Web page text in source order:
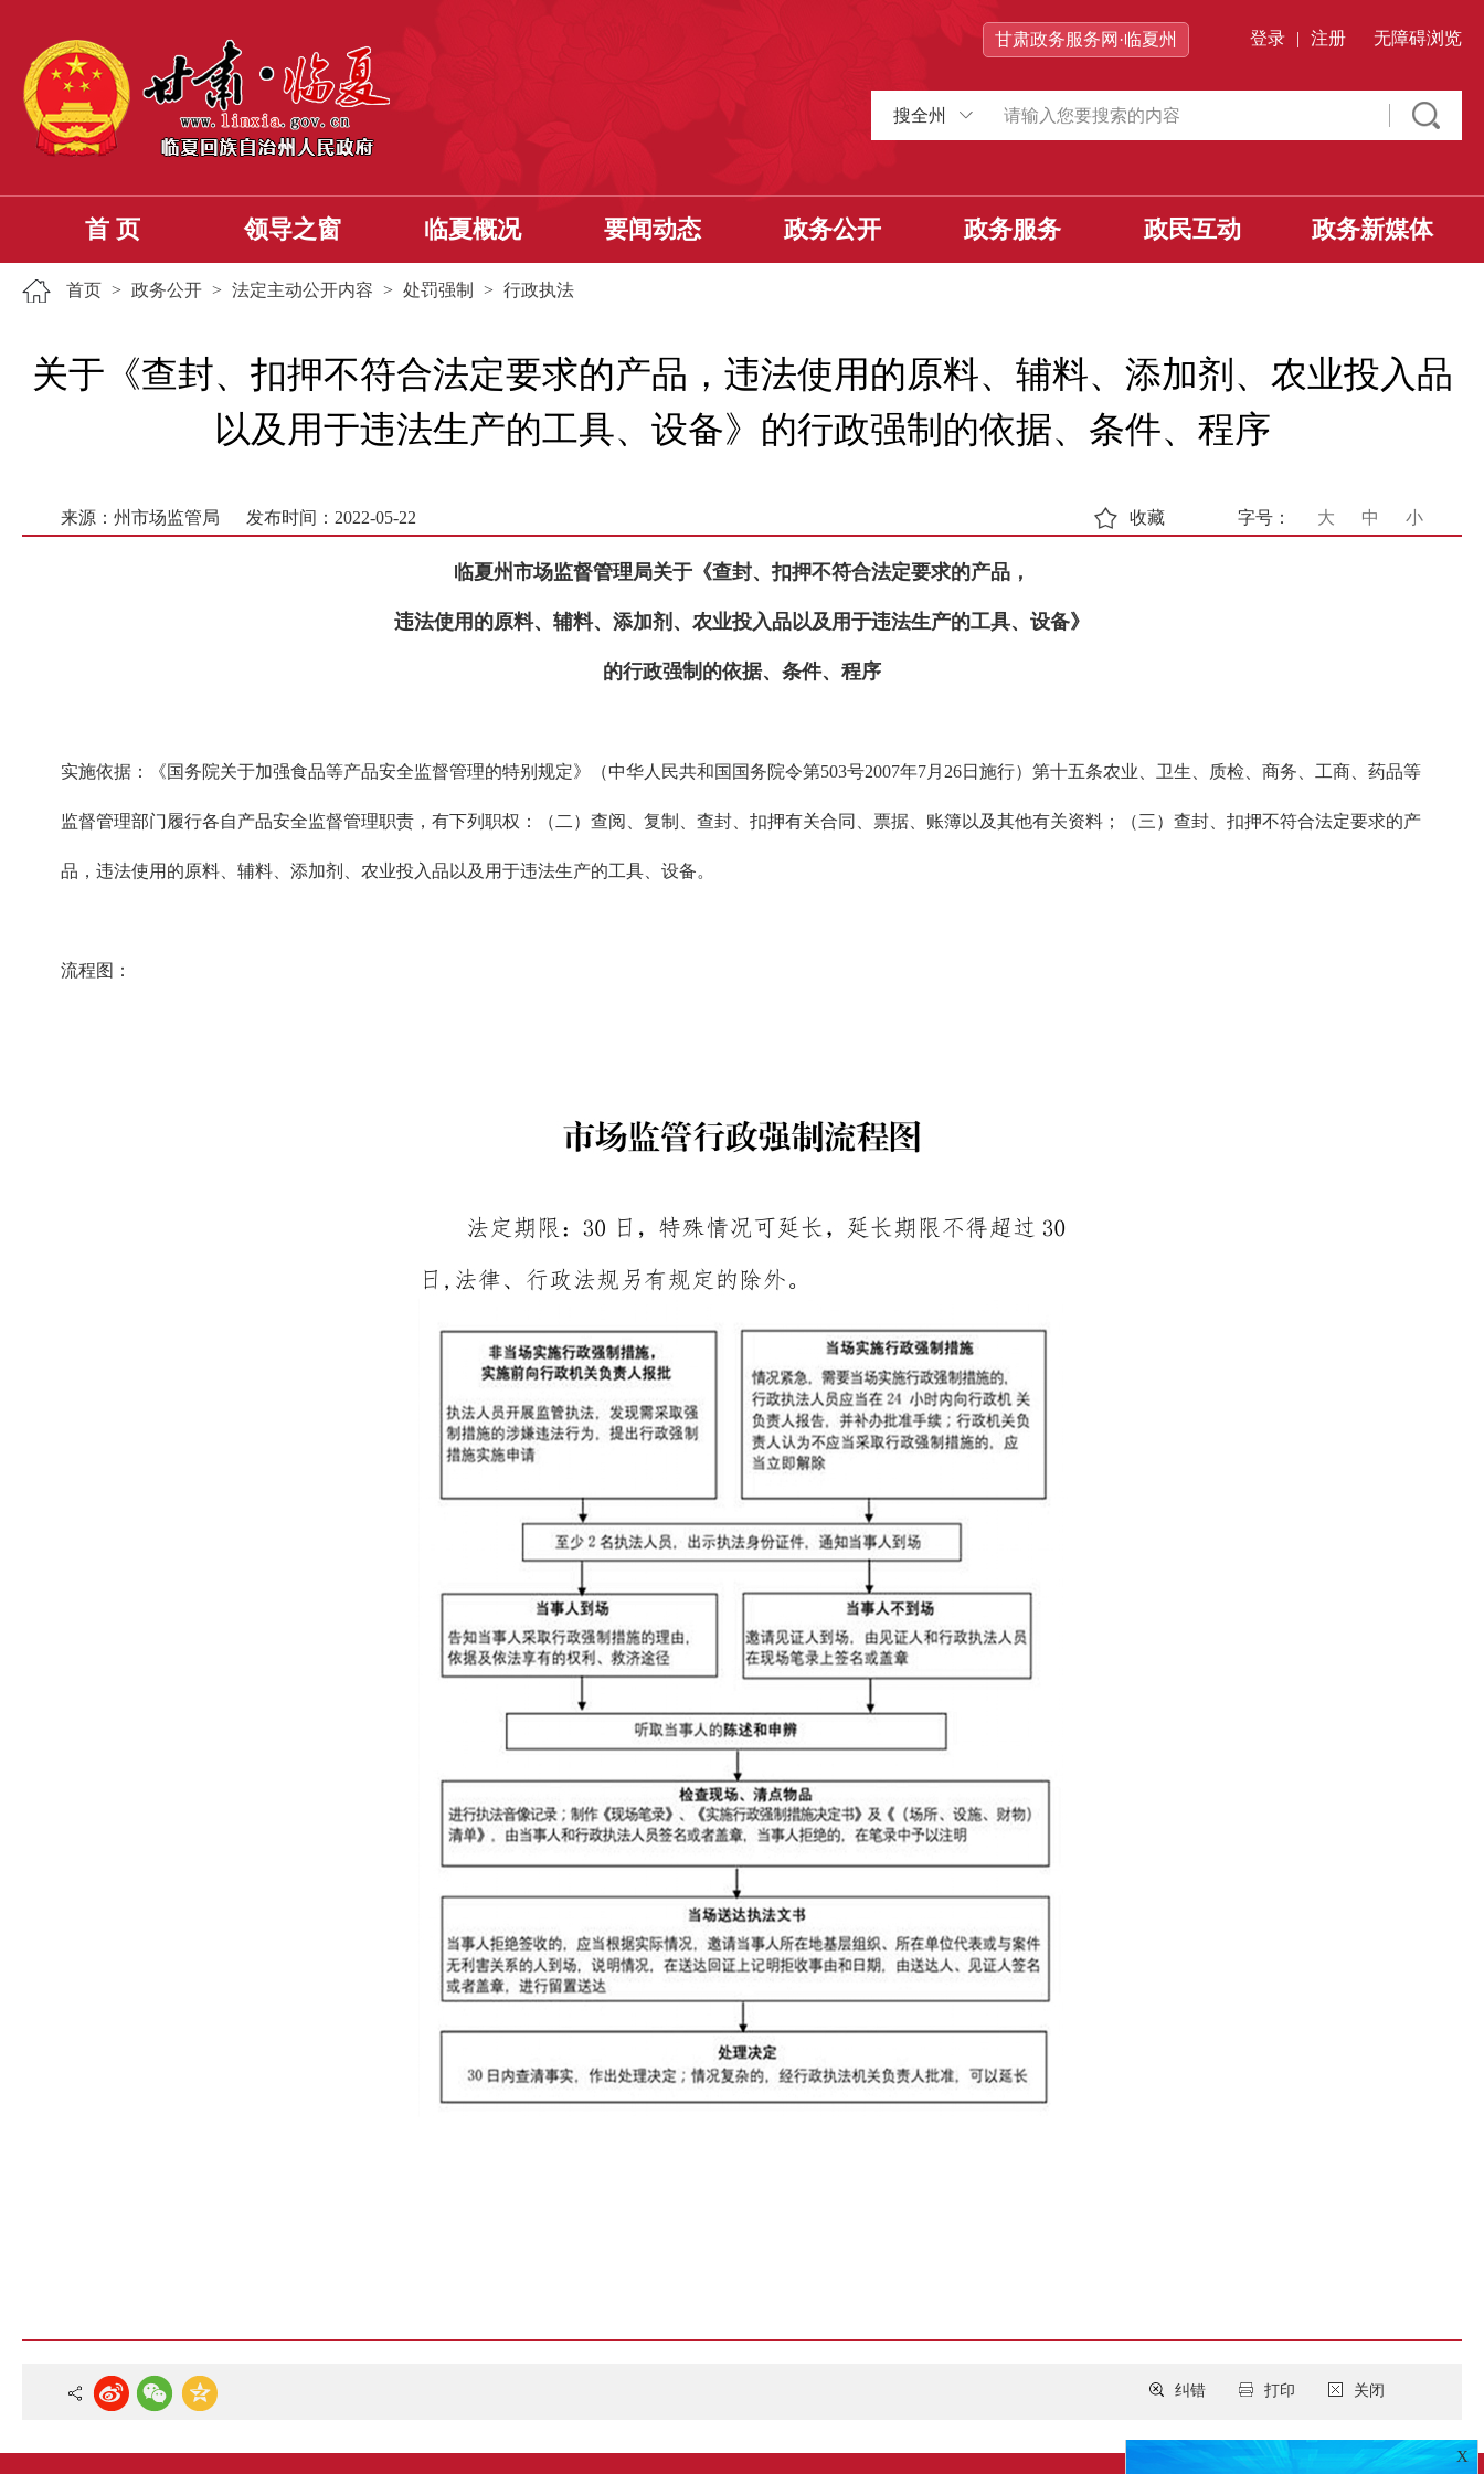
甘肃政务服务网·临夏州 登录 | 注册 无障碍浏览
搜全州
首 页 领导之窗 临夏概况 要闻动态 政务公开 政务服务 政民互动 政务新媒体
首页 > 政务公开 > 法定主动公开内容 > 处罚强制 > 行政执法
关于《查封、扣押不符合法定要求的产品，违法使用的原料、辅料、添加剂、农业投入品
以及用于违法生产的工具、设备》的行政强制的依据、条件、程序
来源：州市场监管局 发布时间：2022-05-22 字号： 大 中 小
收藏
临夏州市场监督管理局关于《查封、扣押不符合法定要求的产品，
违法使用的原料、辅料、添加剂、农业投入品以及用于违法生产的工具、设备》
的行政强制的依据、条件、程序
实施依据：《国务院关于加强食品等产品安全监督管理的特别规定》（中华人民共和国国务院令第503号2007年7月26日施行）第十五条农业、卫生、质检、商务、工商、药品等
监督管理部门履行各自产品安全监督管理职责，有下列职权：（二）查阅、复制、查封、扣押有关合同、票据、账簿以及其他有关资料；（三）查封、扣押不符合法定要求的产
品，违法使用的原料、辅料、添加剂、农业投入品以及用于违法生产的工具、设备。
流程图：
关闭
打印
纠错
X